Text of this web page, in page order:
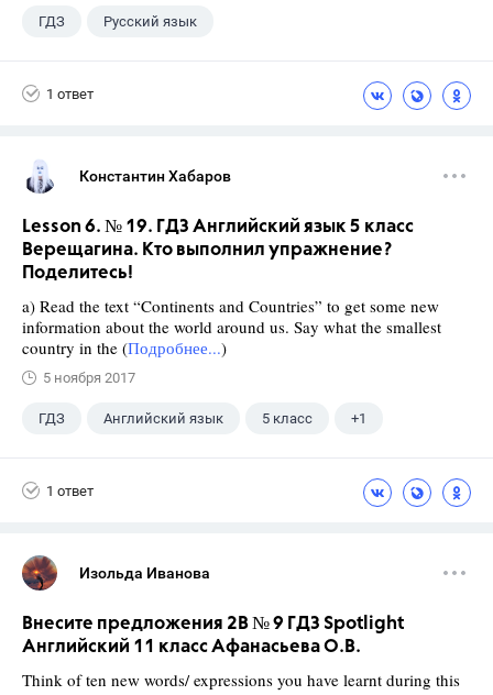
ГДЗ Русский язык
1 ответ
Константин Хабаров
Lesson 6. № 19. ГДЗ Английский язык 5 класс
Верещагина. Кто выполнил упражнение?
Поделитесь!
a) Read the text “Continents and Countries” to get some new
information about the world around us. Say what the smallest
country in the (Подробнее...)
5 ноября 2017
ГДЗ Английский язык 5 класс +1
1 ответ
Изольда Иванова
Внесите предложения 2B № 9 ГДЗ Spotlight
Английский 11 класс Афанасьева О.В.
Think of ten new words/ expressions you have learnt during this